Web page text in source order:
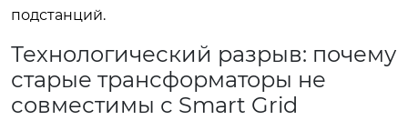
подстанций.
Технологический разрыв: почему
старые трансформаторы не
совместимы с Smart Grid